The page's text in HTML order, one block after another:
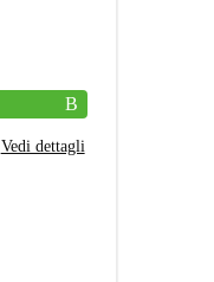
B
Vedi dettagli